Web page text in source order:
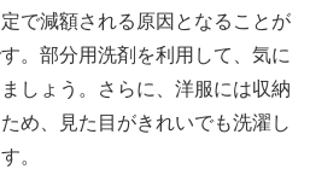
で減額される原因となることが
。部分用洗剤を利用して、気に
しょう。さらに、洋服には収納
め、見た目がきれいでも洗濯し
。